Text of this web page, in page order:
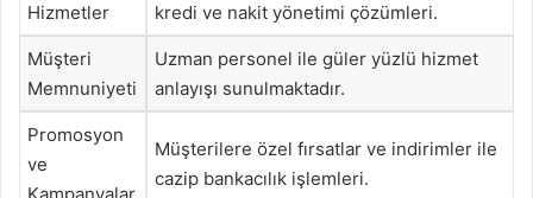
Hizmetler
kredi ve nakit yönetimi çözümleri.
Müşteri
Memnuniyeti
Uzman personel ile güler yüzlü hizmet
anlayışı sunulmaktadır.
Promosyon
ve
Müşterilere özel fırsatlar ve indirimler ile
cazip bankacılık işlemleri.